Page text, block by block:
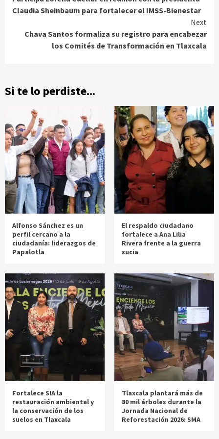
Reading
Claudia Sheinbaum para fortalecer el IMSS-Bienestar
Next
Chava Santos formaliza su registro para encabezar
los Comités de Transformación en Tlaxcala
Si te lo perdiste...
Alfonso Sánchez es un
perfil cercano a la
ciudadanía: liderazgos de
Papalotla
El respaldo ciudadano
fortalece a Ana Lilia
Rivera frente a la guerra
sucia
Fortalece SIA la
restauración ambiental y
la conservación de los
suelos en Tlaxcala
Tlaxcala plantará más de
80 mil árboles durante la
Jornada Nacional de
Reforestación 2026: SMA